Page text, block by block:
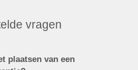
vragen
plaatsen van een